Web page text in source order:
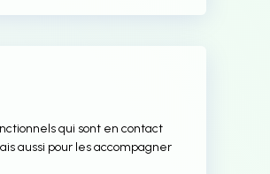
qui sont en contact
aussi pour les accompagner